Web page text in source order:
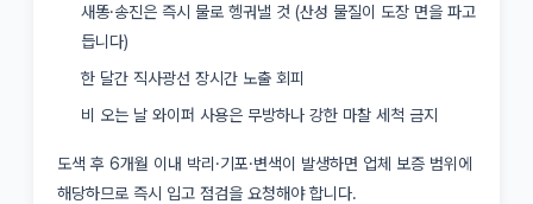
새똥·송진은 즉시 물로 헹궈낼 것 (산성 물질이 도장 면을 파고
듭니다)
한 달간 직사광선 장시간 노출 회피
비 오는 날 와이퍼 사용은 무방하나 강한 마찰 세척 금지
도색 후 6개월 이내 박리·기포·변색이 발생하면 업체 보증 범위에
해당하므로 즉시 입고 점검을 요청해야 합니다.